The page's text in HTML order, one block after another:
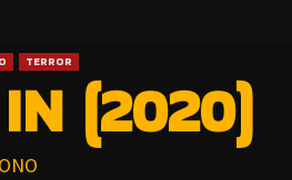
TERROR
(2020)